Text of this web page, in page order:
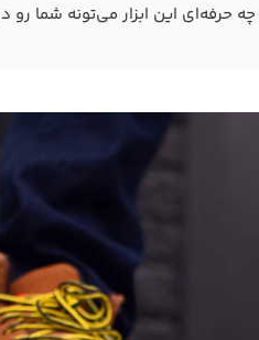
حرفه‌ای این ابزار می‌تونه شما